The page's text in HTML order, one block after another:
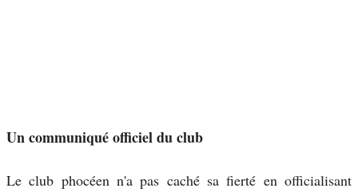
Un communiqué officiel du club
Le club phocéen n'a pas caché sa fierté en officialisant